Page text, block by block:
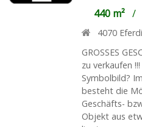
440 m²/
4070
GROSSES
zu verkaufen
Symbolbild?
besteht die
Geschäfts-
Objekt aus